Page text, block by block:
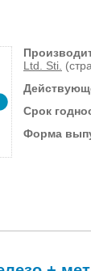
Ltd. Sti.
Срок
Форма